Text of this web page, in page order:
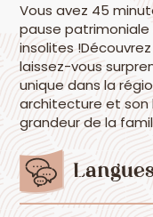
Vous avez 45
pause
insolites
laissez-vous
unique dans la
architecture et
grandeur de la